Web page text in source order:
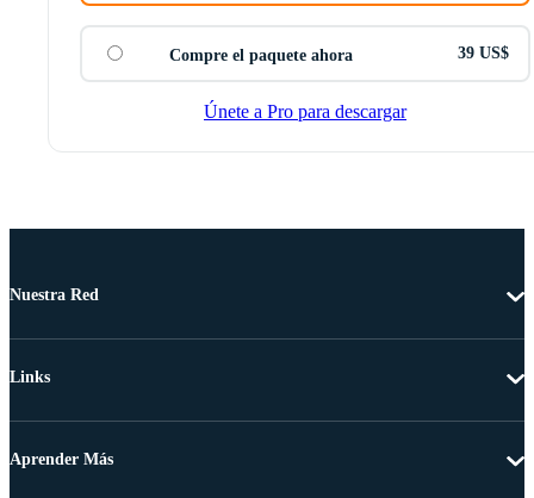
Compre el paquete ahora 39 US$
Únete a Pro para descargar
Nuestra Red
Links
Aprender Más